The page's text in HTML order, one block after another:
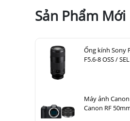
Sản Phẩm Mới
Ống kính Sony
F5.6-8 OSS /
Máy ảnh Canon
Canon RF